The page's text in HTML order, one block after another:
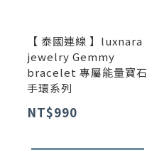
【 泰國連線 】luxnara
jewelry Gemmy
bracelet 專屬能量寶石
手環系列
NT$990